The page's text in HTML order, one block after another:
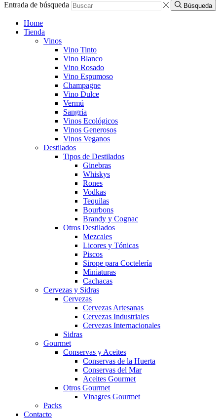
Entrada de búsqueda Búsqueda
Home
Tienda
Vinos
Vino Tinto
Vino Blanco
Vino Rosado
Vino Espumoso
Champagne
Vino Dulce
Vermú
Sangría
Vinos Ecológicos
Vinos Generosos
Vinos Veganos
Destilados
Tipos de Destilados
Ginebras
Whiskys
Rones
Vodkas
Tequilas
Bourbons
Brandy y Cognac
Otros Destilados
Mezcales
Licores y Tónicas
Piscos
Sirope para Coctelería
Miniaturas
Cachacas
Cervezas y Sidras
Cervezas
Cervezas Artesanas
Cervezas Industriales
Cervezas Internacionales
Sidras
Gourmet
Conservas y Aceites
Conservas de la Huerta
Conservas del Mar
Aceites Gourmet
Otros Gourmet
Vinagres Gourmet
Packs
Contacto